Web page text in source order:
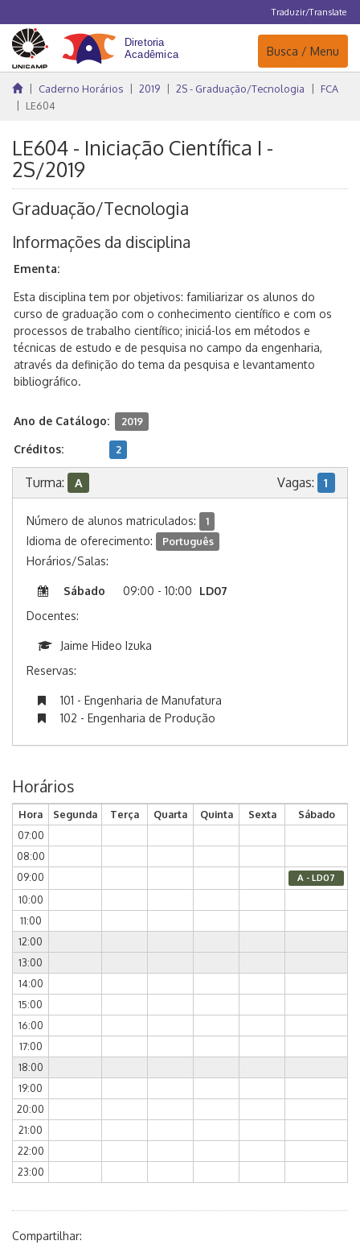
Traduzir/Translate
Navegação
Busca / Menu
Caderno Horários 2019 2S - Graduação/Tecnologia
FCA
LE604
LE604 - Iniciação Científica I -
2S/2019
Graduação/Tecnologia
Informações da disciplina
Ementa:
Esta disciplina tem por objetivos: familiarizar os alunos do
curso de graduação com o conhecimento científico e com os
processos de trabalho científico; iniciá-los em métodos e
técnicas de estudo e de pesquisa no campo da engenharia,
através da definição do tema da pesquisa e levantamento
bibliográfico.
Ano de Catálogo: 2019
Créditos: 2
Turma: A Vagas: 1
Número de alunos matriculados: 1
Idioma de oferecimento: Português
Horários/Salas:
Sábado 09:00 - 10:00
LD07
Docentes:
Jaime Hideo Izuka
Reservas:
101 - Engenharia de Manufatura
102 - Engenharia de Produção
Horários
Hora Segunda Terça Quarta Quinta Sexta
Sábado
07:00
08:00
09:00
A - LD07
10:00
11:00
12:00
13:00
14:00
15:00
16:00
17:00
18:00
19:00
20:00
21:00
22:00
23:00
Compartilhar: